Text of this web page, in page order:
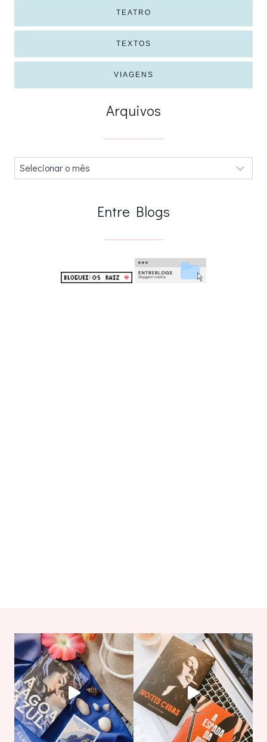
TEATRO
TEXTOS
VIAGENS
Arquivos
Arquivos
Entre Blogs